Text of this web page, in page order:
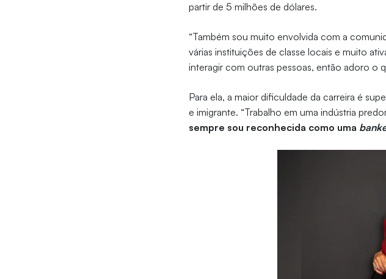
partir de 5 milhões de dólares.
“Também sou muito envolvida com a
várias instituições de classe locais e muito
interagir com outras pessoas, então adoro o
Para ela, a maior dificuldade da carreira é
e imigrante. “Trabalho em uma indústria
sempre sou reconhecida como uma